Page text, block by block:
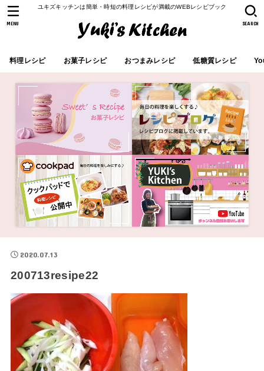
ユキズキッチンは簡単・時短の料理レシピが満載のWEBレシピブック
料理レシピ お菓子レシピ おつまみレシピ 低糖質レシピ
SEARCH
MENU
2020.07.13
200713resipe22